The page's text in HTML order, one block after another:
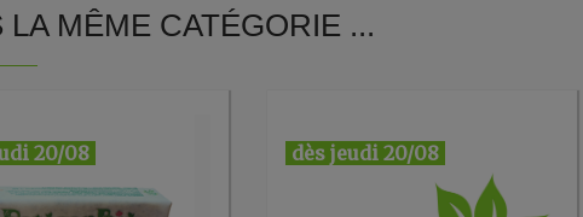
LA MÊME CATÉGORIE ...
20/08 dès jeudi 20/08